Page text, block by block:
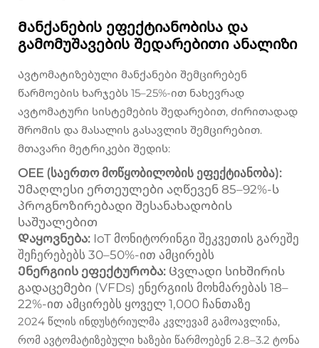
Მანქანების ეფექტიანობისა და
გამომუშავების შედარებითი ანალიზი
Ავტომატიზებული მანქანები შემცირებენ
წარმოების ხარჯებს 15–25%-ით ნახევრად
ავტომატური სისტემების შედარებით, ძირითადად
შრომის და მასალის გასავლის შემცირებით.
მთავარი მეტრიკები შედის:
OEE (საერთო მოწყობილობის ეფექტიანობა):
Უმაღლესი ერთეულები აღწევენ 85–92%-ს
პროგნოზირებადი შესანახადობის
საშუალებით
Დაყოვნება: IoT მონიტორინგი შეკვეთის გარეშე
შეჩერებებს 30–50%-ით ამცირებს
Ენერგიის ეფექტურობა: Ცვლადი სიხშირის
გადაცემები (VFDs) ენერგიის მოხმარებას 18–
22%-ით ამცირებს ყოველ 1,000 ჩანთაზე
2024 წლის ინდუსტრიულმა კვლევამ გამოავლინა,
რომ ავტომატიზებული ხაზები წარმოებენ 2.8–3.2 ტონა